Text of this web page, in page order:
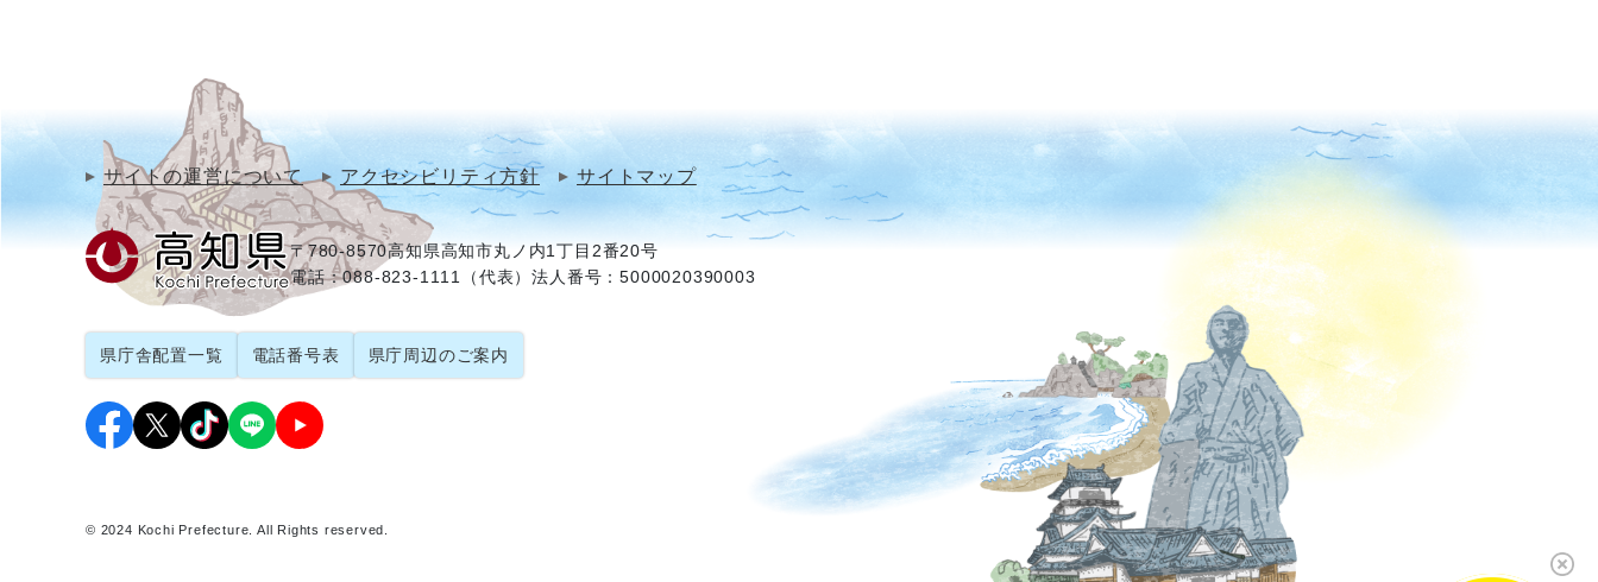
サイトの運営について アクセシビリティ方針 サイトマップ
〒780-8570高知県高知市丸ノ内1丁目2番20号
電話：088-823-1111（代表）法人番号：5000020390003
県庁舎配置一覧 電話番号表 県庁周辺のご案内
© 2024 Kochi Prefecture. All Rights reserved.